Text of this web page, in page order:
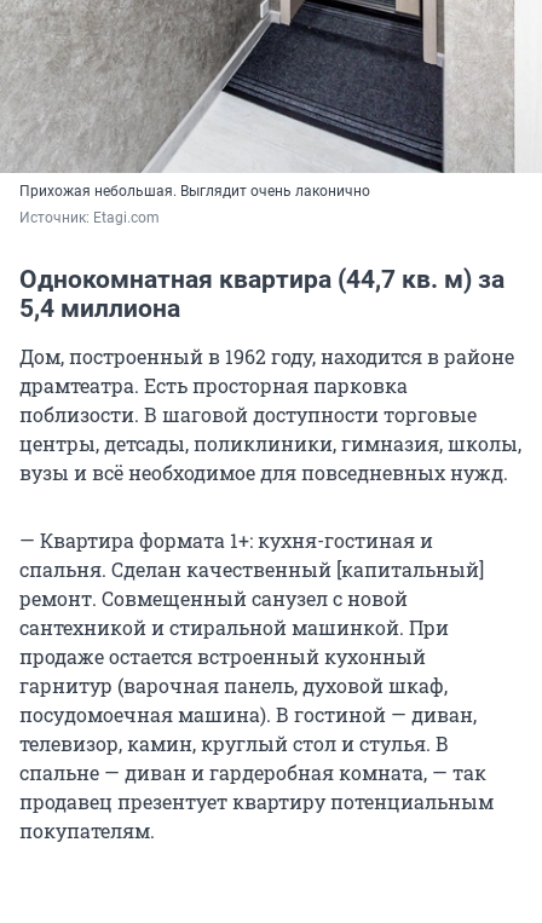
Прихожая небольшая. Выглядит очень лаконично
Источник: Etagi.com
Однокомнатная квартира (44,7 кв. м) за
5,4 миллиона
Дом, построенный в 1962 году, находится в районе
драмтеатра. Есть просторная парковка
поблизости. В шаговой доступности торговые
центры, детсады, поликлиники, гимназия, школы,
вузы и всё необходимое для повседневных нужд.
— Квартира формата 1+: кухня-гостиная и
спальня. Сделан качественный [капитальный]
ремонт. Совмещенный санузел с новой
сантехникой и стиральной машинкой. При
продаже остается встроенный кухонный
гарнитур (варочная панель, духовой шкаф,
посудомоечная машина). В гостиной — диван,
телевизор, камин, круглый стол и стулья. В
спальне — диван и гардеробная комната, — так
продавец презентует квартиру потенциальным
покупателям.